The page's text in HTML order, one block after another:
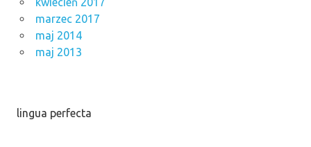
marzec 2017
maj 2014
maj 2013
lingua perfecta